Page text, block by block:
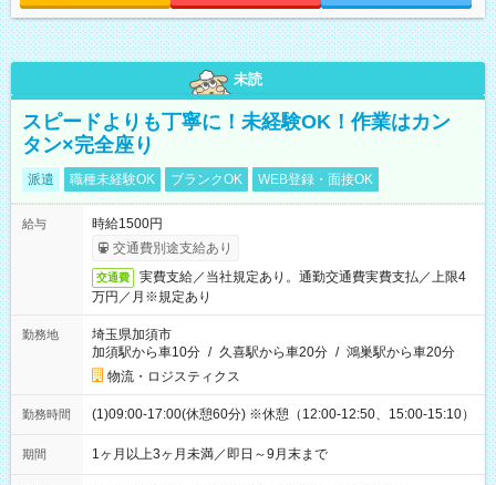
未読
スピードよりも丁寧に！未経験OK！作業はカン
タン×完全座り
派遣 職種未経験OK ブランクOK WEB登録・面接OK
給与
時給1500円
交通費別途支給あり
交通費
実費支給／当社規定あり。通勤交通費実費支払／上限4
万円／月※規定あり
勤務地
埼玉県加須市
加須駅から車10分 / 久喜駅から車20分 / 鴻巣駅から車20分
物流・ロジスティクス
勤務時間 (1)09:00-17:00(休憩60分) ※休憩（12:00-12:50、15:00-15:10）
期間 1ヶ月以上3ヶ月未満／即日～9月末まで